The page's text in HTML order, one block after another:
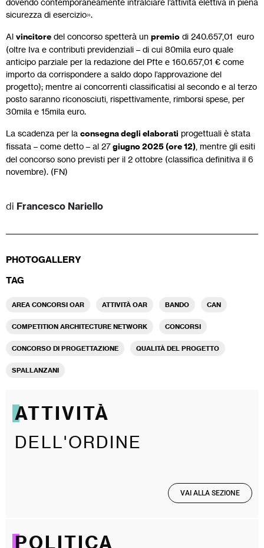
sicurezza di esercizio».
Al vincitore del concorso spetterà un premio di 240.657,01 euro
(oltre Iva e contributi previdenziali – di cui 80mila euro quale
anticipo parziale per la redazione del Pfte e 160.657,01 € come
importo da corrispondere a saldo dopo l’approvazione del
progetto); mentre ai concorrenti classificatisi al secondo e al terzo
posto saranno riconosciuti, rispettivamente, rimborsi spese, per
30mila e 15mila euro.
La scadenza per la consegna degli elaborati progettuali è stata
fissata – come detto – al 27giugno 2025 (ore 12) , mentre gli esiti
del concorso sono previsti per il 2 ottobre (classifica definitiva il 6
novembre). (FN)
di Francesco Nariello
PHOTOGALLERY
TAG
AREA CONCORSI OAR ATTIVITÀ OAR BANDO CAN
COMPETITION ARCHITECTURE NETWORK CONCORSI
CONCORSO DI PROGETTAZIONE QUALITÀ DEL PROGETTO
SPALLANZANI
ATTIVITÀ
DELL'ORDINE
VAI ALLA SEZIONE
POLITICA